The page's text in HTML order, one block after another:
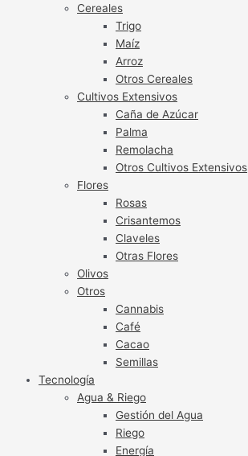
Cereales
Trigo
Maíz
Arroz
Otros Cereales
Cultivos Extensivos
Caña de Azúcar
Palma
Remolacha
Otros Cultivos Extensivos
Flores
Rosas
Crisantemos
Claveles
Otras Flores
Olivos
Otros
Cannabis
Café
Cacao
Semillas
Tecnología
Agua & Riego
Gestión del Agua
Riego
Energía